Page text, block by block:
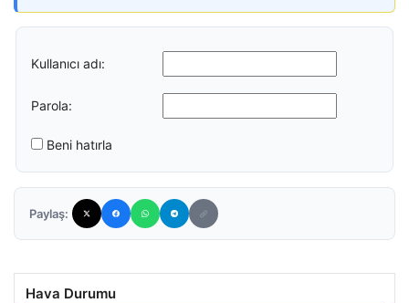
Kullanıcı adı:
Parola:
Beni hatırla
Paylaş:
Hava Durumu